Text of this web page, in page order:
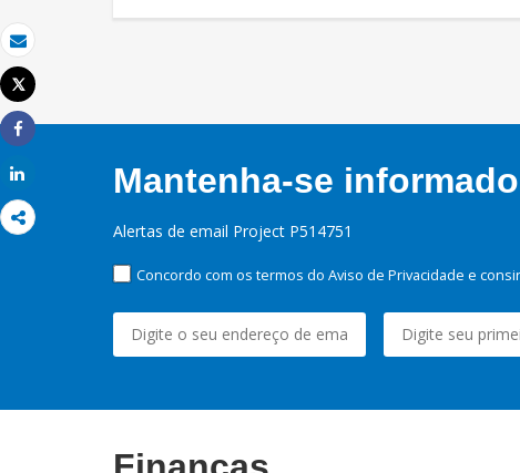
Email
Imprimir
Tweet
Share
Mantenha-se
Alertas de email Project P514751
Concordo com os termos do Aviso de Privacidade e